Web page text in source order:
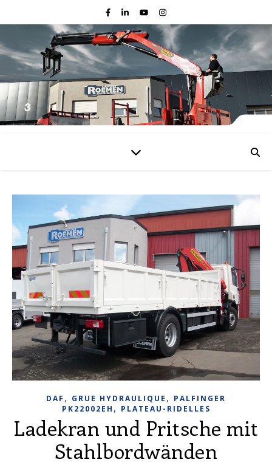
DAF , GRUE HYDRAULIQUE , PALFINGER
PK22002EH , PLATEAU-RIDELLES
Ladekran und Pritsche mit
Stahlbordwänden